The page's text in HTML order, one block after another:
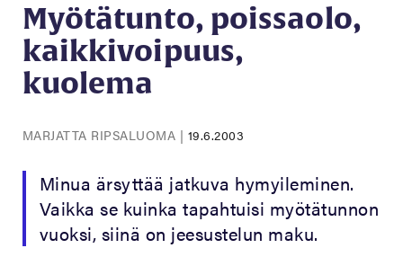
Myötätunto, poissaolo,
kaikkivoipuus,
kuolema
MARJATTA RIPSALUOMA | 19.6.2003
Minua ärsyttää jatkuva hymyileminen.
Vaikka se kuinka tapahtuisi myötätunnon
vuoksi, siinä on jeesustelun maku.